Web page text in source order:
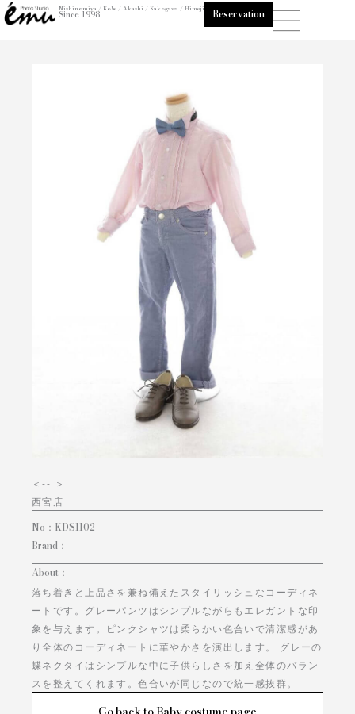
内
容
Nishinomiya / Kobe / Akashi / Kakogawa / Himeji
Since 1998 Reservation
＜-- ＞
西宮店
No： KDS1102
Brand：
About：
落ち着きと上品さを兼ね備えたスタイリッシュなコーディネ
ートです。グレーパンツはシンプルながらもエレガントな印
象を与えます。ピンクシャツは柔らかい色合いで清潔感があ
り全体のコーディネートに華やかさを演出します。 グレーの
蝶ネクタイはシンプルな中に子供らしさを加え全体のバラン
スを整えてくれます。色合いが同じなので統一感抜群。